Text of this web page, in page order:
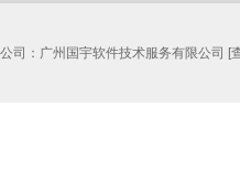
公司：广州国宇软件技术服务有限公司 [